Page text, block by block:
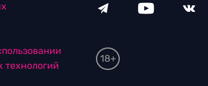
технологий
18+